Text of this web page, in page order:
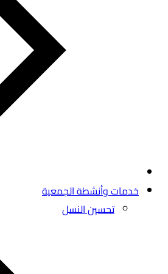
خدمات وأنشطة الجمعية
تحسين النسل